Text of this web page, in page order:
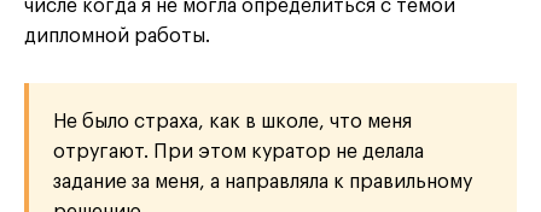
числе когда я не могла определиться с темой
дипломной работы.
Не было страха, как в школе, что меня
отругают. При этом куратор не делала
задание за меня, а направляла к правильному